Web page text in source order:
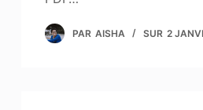
PAR AISHA SUR 2